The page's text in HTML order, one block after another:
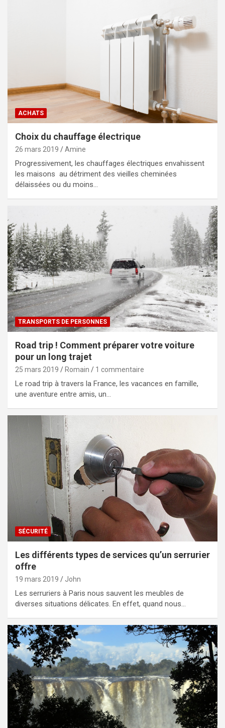
ACHATS
Choix du chauffage électrique
26 mars 2019 Amine
Progressivement, les chauffages électriques envahissent
les maisons au détriment des vieilles cheminées
délaissées ou du moins…
TRANSPORTS DE PERSONNES
Road trip ! Comment préparer votre voiture
pour un long trajet
25 mars 2019 Romain 1 commentaire
Le road trip à travers la France, les vacances en famille,
une aventure entre amis, un…
SÉCURITÉ
Les différents types de services qu’un serrurier
offre
19 mars 2019 John
Les serruriers à Paris nous sauvent les meubles de
diverses situations délicates. En effet, quand nous…